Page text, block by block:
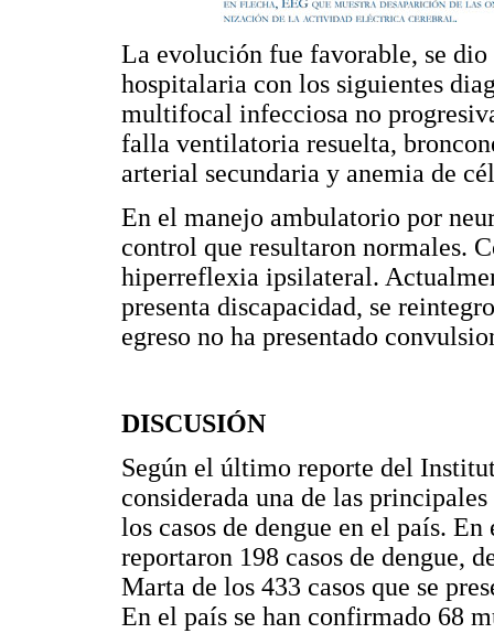
La evolución fue favorable, se dio
hospitalaria con los siguientes
multifocal infecciosa no
falla ventilatoria resuelta,
arterial secundaria y anemia de
En el manejo ambulatorio por
control que resultaron normales.
hiperreflexia ipsilateral.
presenta discapacidad, se
egreso no ha presentado
DISCUSIÓN
Según el último reporte del
considerada una de las
los casos de dengue en el país.
reportaron 198 casos de dengue,
Marta de los 433 casos que se
En el país se han confirmado 68